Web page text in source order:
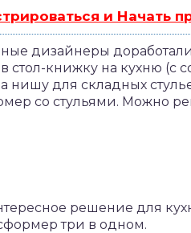
и Начать
дизайнеры
стол-книжку на кухню (с
нишу для складных
со стульями. Можно
решение для
три в одном.